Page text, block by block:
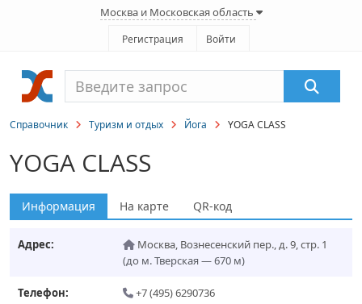
Москва и Московская область
Регистрация Войти
Справочник Туризм и отдых Йога YOGA СLASS
YOGA СLASS
Информация На карте QR-код
Адрес: Москва, Вознесенский пер., д. 9, стр. 1
(до м. Тверская — 670 м)
Телефон: +7 (495) 6290736